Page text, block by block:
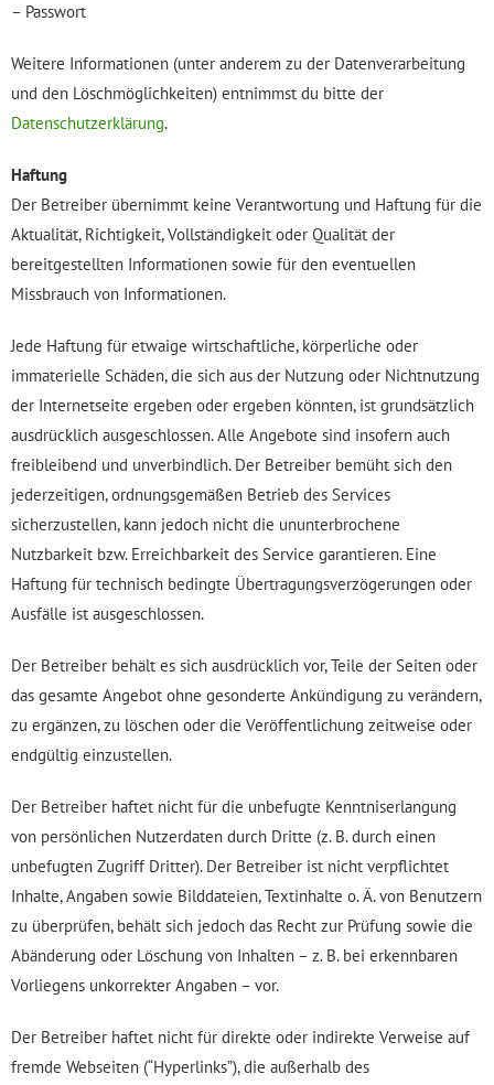
– Passwort
Weitere Informationen (unter anderem zu der Datenverarbeitung
und den Löschmöglichkeiten) entnimmst du bitte der
Datenschutzerklärung.
Haftung
Der Betreiber übernimmt keine Verantwortung und Haftung für die
Aktualität, Richtigkeit, Vollständigkeit oder Qualität der
bereitgestellten Informationen sowie für den eventuellen
Missbrauch von Informationen.
Jede Haftung für etwaige wirtschaftliche, körperliche oder
immaterielle Schäden, die sich aus der Nutzung oder Nichtnutzung
der Internetseite ergeben oder ergeben könnten, ist grundsätzlich
ausdrücklich ausgeschlossen. Alle Angebote sind insofern auch
freibleibend und unverbindlich. Der Betreiber bemüht sich den
jederzeitigen, ordnungsgemäßen Betrieb des Services
sicherzustellen, kann jedoch nicht die ununterbrochene
Nutzbarkeit bzw. Erreichbarkeit des Service garantieren. Eine
Haftung für technisch bedingte Übertragungsverzögerungen oder
Ausfälle ist ausgeschlossen.
Der Betreiber behält es sich ausdrücklich vor, Teile der Seiten oder
das gesamte Angebot ohne gesonderte Ankündigung zu verändern,
zu ergänzen, zu löschen oder die Veröffentlichung zeitweise oder
endgültig einzustellen.
Der Betreiber haftet nicht für die unbefugte Kenntniserlangung
von persönlichen Nutzerdaten durch Dritte (z. B. durch einen
unbefugten Zugriff Dritter). Der Betreiber ist nicht verpflichtet
Inhalte, Angaben sowie Bilddateien, Textinhalte o. Ä. von Benutzern
zu überprüfen, behält sich jedoch das Recht zur Prüfung sowie die
Abänderung oder Löschung von Inhalten – z. B. bei erkennbaren
Vorliegens unkorrekter Angaben – vor.
Der Betreiber haftet nicht für direkte oder indirekte Verweise auf
fremde Webseiten (“Hyperlinks”), die außerhalb des